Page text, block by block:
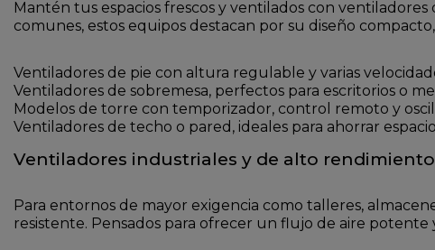
Mantén tus espacios frescos y ventilados con
comunes, estos equipos destacan por su diseño
Ventiladores de pie con altura regulable y varias
Ventiladores de sobremesa, perfectos para escritorios o
Modelos de torre con temporizador, control remoto y
Ventiladores de techo o pared, ideales para ahorrar
Ventiladores industriales y de alto rendimiento
Para entornos de mayor exigencia como talleres,
resistente. Pensados para ofrecer un flujo de aire